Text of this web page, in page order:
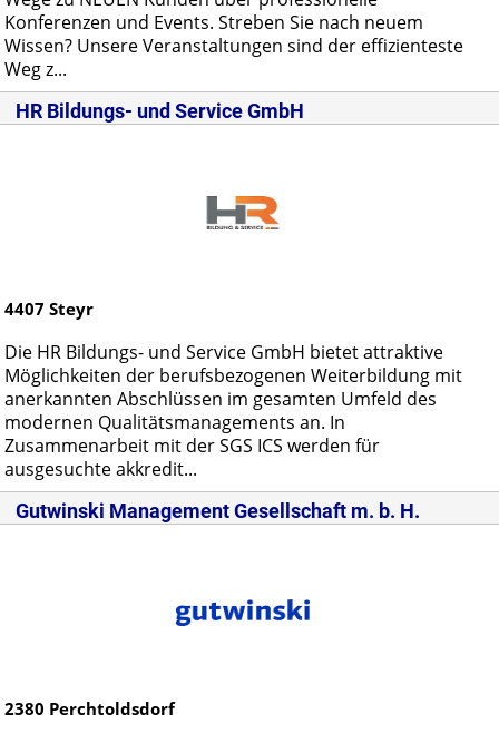
Konferenzen und Events. Streben Sie nach neuem
Wissen? Unsere Veranstaltungen sind der effizienteste
Weg z...
HR Bildungs- und Service GmbH
4407 Steyr
Die HR Bildungs- und Service GmbH bietet attraktive
Möglichkeiten der berufsbezogenen Weiterbildung mit
anerkannten Abschlüssen im gesamten Umfeld des
modernen Qualitätsmanagements an. In
Zusammenarbeit mit der SGS ICS werden für
ausgesuchte akkredit...
Gutwinski Management Gesellschaft m. b. H.
2380 Perchtoldsdorf